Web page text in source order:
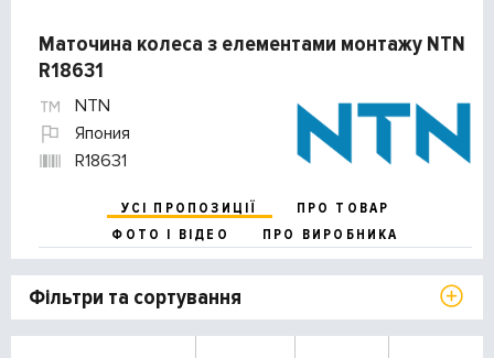
Маточина колеса з елементами монтажу NTN
R18631
NTN
Япония
R18631
УСІ ПРОПОЗИЦІЇ
ПРО ТОВАР
ФОТО І ВІДЕО
ПРО ВИРОБНИКА
Фільтри та сортування